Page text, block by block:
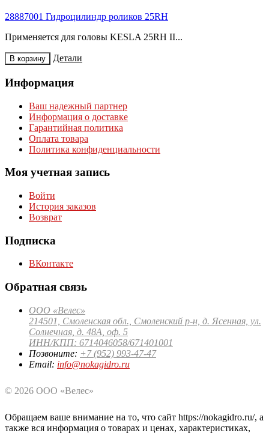
28887001 Гидроцилиндр роликов 25RH
Применяется для головы KESLA 25RH II...
В корзину Детали
Информация
Ваш надежный партнер
Информация о доставке
Гарантийная политика
Оплата товара
Политика конфиденциальности
Моя учетная запись
Войти
История заказов
Возврат
Подписка
ВКонтакте
Обратная связь
ООО «Велес»
214501, Смоленская обл., Смоленский р-н, д. Ясенная, ул.
Солнечная, д. 48А, оф. 5
ИНН/КПП: 6714046058/671401001
Позвоните: +7 (952) 993-47-47
Email: info@nokagidro.ru
© 2026 ООО «Велес»
Обращаем ваше внимание на то, что сайт https://nokagidro.ru/, а
также вся информация о товарах и ценах, характеристиках,